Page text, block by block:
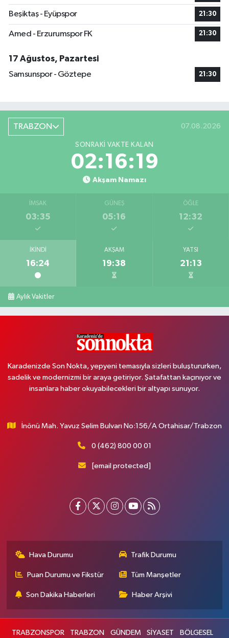
Beşiktaş - Eyüpspor 21:30
Amed - Erzurumspor FK 21:30
17 Ağustos, Pazartesi
Samsunspor - Göztepe
21:30
TRABZON 07.08.2026
SONRAKI VAKTE KALAN
02:16:19
Akşam Namazı
İMSAK
03:35
GÜNEŞ
05:16
ÖĞLE
12:32
İKINDI
16:24
AKŞAM
19:38
YATSI
21:13
Aylık Vakitler
Karadenizde Son Nokta, yepyeni temasıyla sizleri buluştururken,
sadelik ve modernizmi bir araya getiriyor. Şatafattan kaçınıyor ve
insanlara haber okuyabilecekleri bir altyapı sunuyor.
İnönü Mah. Yavuz Selim Bulvarı No:156/A Ortahisar/Trabzon
0 (462) 800 00 01
[email protected]
Hava Durumu Trafik Durumu
Puan Durumu ve Fikstür Tüm Manşetler
Son Dakika Haberleri Haber Arşivi
TRABZONSPOR TRABZON GÜNDEM SİYASET BÖLGESEL